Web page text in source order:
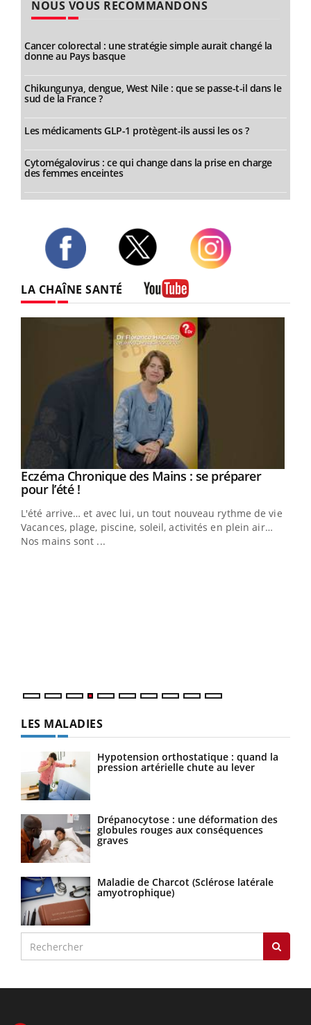
NOUS VOUS RECOMMANDONS
Cancer colorectal : une stratégie simple aurait changé la
donne au Pays basque
Chikungunya, dengue, West Nile : que se passe-t-il dans le
sud de la France ?
Les médicaments GLP-1 protègent-ils aussi les os ?
Cytomégalovirus : ce qui change dans la prise en charge
des femmes enceintes
LA CHAÎNE SANTÉ
Youtube
Eczéma Chronique des Mains : se préparer
pour l’été !Youtube
L'été arrive… et avec lui, un tout nouveau rythme de vie !
Vacances, plage, piscine, soleil, activités en plein air…
Nos mains sont ...
LES MALADIES
Hypotension orthostatique : quand la
pression artérielle chute au lever
Drépanocytose : une déformation des
globules rouges aux conséquences
graves
Maladie de Charcot (Sclérose latérale
amyotrophique)